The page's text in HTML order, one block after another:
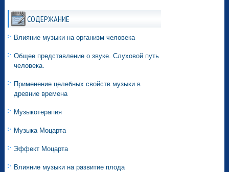
СОДЕРЖАНИЕ
Влияние музыки на организм человека
Общее представление о звуке. Слуховой путь
человека.
Применение целебных свойств музыки в
древние времена
Музыкотерапия
Музыка Моцарта
Эффект Моцарта
Влияние музыки на развитие плода